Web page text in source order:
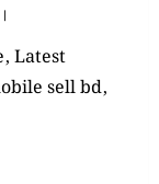
Latest
sell bd,